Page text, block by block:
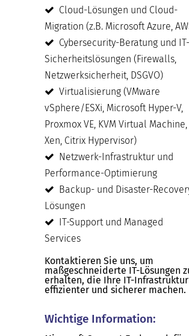
Cloud-Lösungen und Cloud-
Migration (z.B. Microsoft Azure,
Cybersecurity-Beratung und IT-
Sicherheitslösungen (Firewalls,
Netzwerksicherheit, DSGVO)
Virtualisierung (VMware
vSphere/ESXi, Microsoft Hyper-V,
Proxmox VE, KVM Virtual Machine,
Xen, Citrix Hypervisor)
Netzwerk-Infrastruktur und
Performance-Optimierung
Backup- und Disaster-
Lösungen
IT-Support und Managed
Services
Kontaktieren Sie uns, um
maßgeschneiderte IT-Lösungen
erhalten, die Ihre IT-Infrastruktur
effizienter und sicherer machen.
Wichtige Information: